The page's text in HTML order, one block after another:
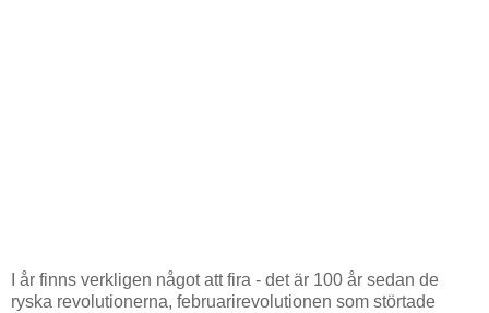
I år finns verkligen något att fira - det är 100 år sedan de
ryska revolutionerna, februarirevolutionen som störtade